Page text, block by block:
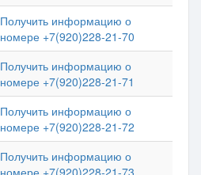
Получить информацию о
номере +7(920)228-21-70
Получить информацию о
номере +7(920)228-21-71
Получить информацию о
номере +7(920)228-21-72
Получить информацию о
номере +7(920)228-21-73